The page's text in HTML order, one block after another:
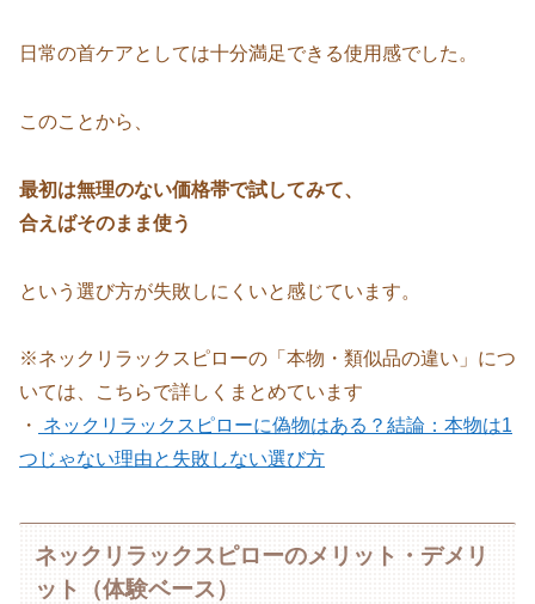
日常の首ケアとしては十分満足できる使用感でした。
このことから、
最初は無理のない価格帯で試してみて、
合えばそのまま使う
という選び方が失敗しにくいと感じています。
※ネックリラックスピローの「本物・類似品の違い」につ
いては、こちらで詳しくまとめています
・
ネックリラックスピローに偽物はある？結論：本物は1
つじゃない理由と失敗しない選び方
ネックリラックスピローのメリット・デメリ
ット（体験ベース）